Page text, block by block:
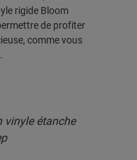
rigide Bloom
de profiter
comme vous